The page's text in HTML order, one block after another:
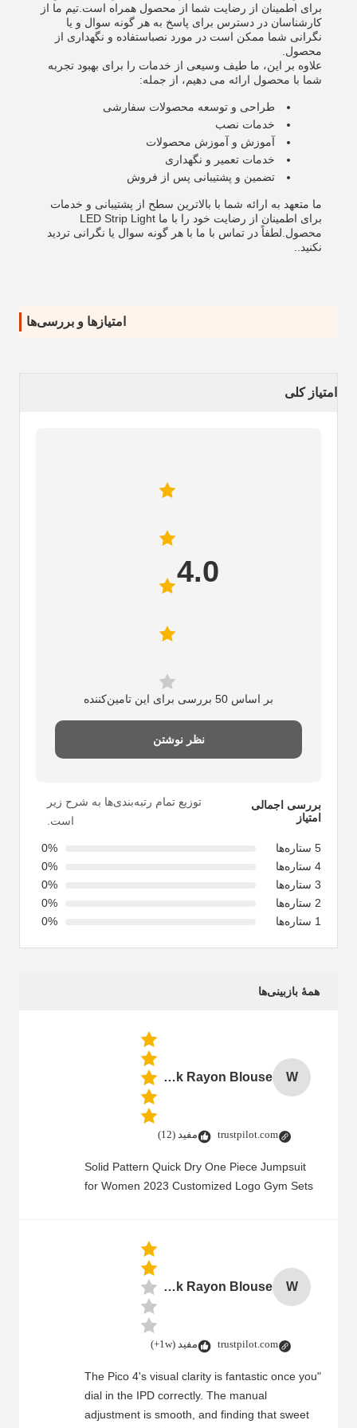
برای اطمینان از رضایت شما از محصول همراه است.تیم ما از
کارشناسان در دسترس برای پاسخ به هر گونه سوال و یا
نگرانی شما ممکن است در مورد نصباستفاده و نگهداری از
محصول.
علاوه بر این، ما طیف وسیعی از خدمات را برای بهبود تجربه
شما با محصول ارائه می دهیم، از جمله:
طراحی و توسعه محصولات سفارشی
خدمات نصب
آموزش و آموزش محصولات
خدمات تعمیر و نگهداری
تضمین و پشتیبانی پس از فروش
ما متعهد به ارائه شما با بالاترین سطح از پشتیبانی و خدمات
برای اطمینان از رضایت خود را با ما LED Strip Light
محصول.لطفاً در تماس با ما با هر گونه سوال یا نگرانی تردید
نکنید..
امتیازها و بررسی‌ها
امتیاز کلی
4.0
بر اساس 50 بررسی برای این تامین‌کننده
نظر نوشتن
بررسی اجمالی
امتیاز
توزیع تمام رتبه‌بندی‌ها به شرح زیر
است.
5 ستاره‌ها
0%
4 ستاره‌ها
0%
3 ستاره‌ها
0%
2 ستاره‌ها
0%
1 ستاره‌ها
0%
همهٔ بازبینی‌ها
W
Women Cold Shoulder V Neck Rayon Blouse
trustpilot.com مفید (12)
Solid Pattern Quick Dry One Piece Jumpsuit
for Women 2023 Customized Logo Gym Sets
W
Women Cold Shoulder V Neck Rayon Blouse
trustpilot.com مفید (1w+)
"The Pico 4's visual clarity is fantastic once you
dial in the IPD correctly. The manual
adjustment is smooth, and finding that sweet